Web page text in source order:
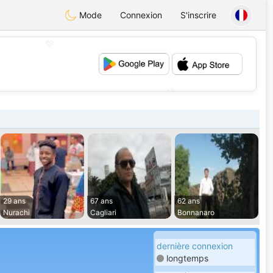
Mode Connexion S'inscrire
29 ans
Nurachi
67 ans
Cagliari
62 ans
Bonnanaro
dernière connexion
longtemps